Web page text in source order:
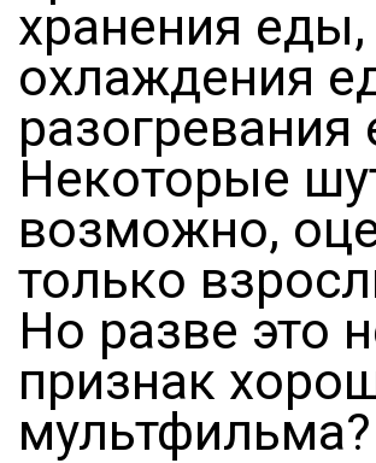
хранения еды,
охлаждения
разогревания
Некоторые
возможно,
только
Но разве это
признак
мультфильма?